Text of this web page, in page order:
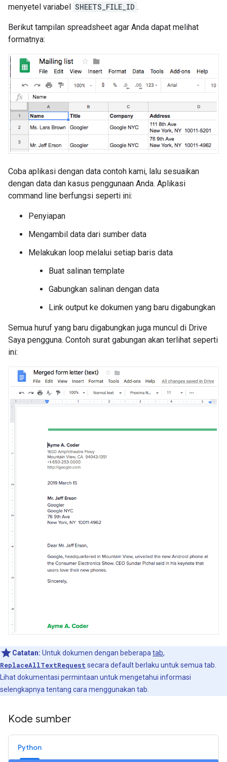
menyetel variabel SHEETS_FILE_ID .
Berikut tampilan spreadsheet agar Anda dapat melihat
formatnya:
Coba aplikasi dengan data contoh kami, lalu sesuaikan
dengan data dan kasus penggunaan Anda. Aplikasi
command line berfungsi seperti ini:
Penyiapan
Mengambil data dari sumber data
Melakukan loop melalui setiap baris data
Buat salinan template
Gabungkan salinan dengan data
Link output ke dokumen yang baru digabungkan
Semua huruf yang baru digabungkan juga muncul di Drive
Saya pengguna. Contoh surat gabungan akan terlihat seperti
ini:
Catatan: Untuk dokumen dengan beberapa tab,
ReplaceAllTextRequest secara default berlaku untuk semua tab.
Lihat dokumentasi permintaan untuk mengetahui informasi
selengkapnya tentang cara menggunakan tab.
Kode sumber
Python